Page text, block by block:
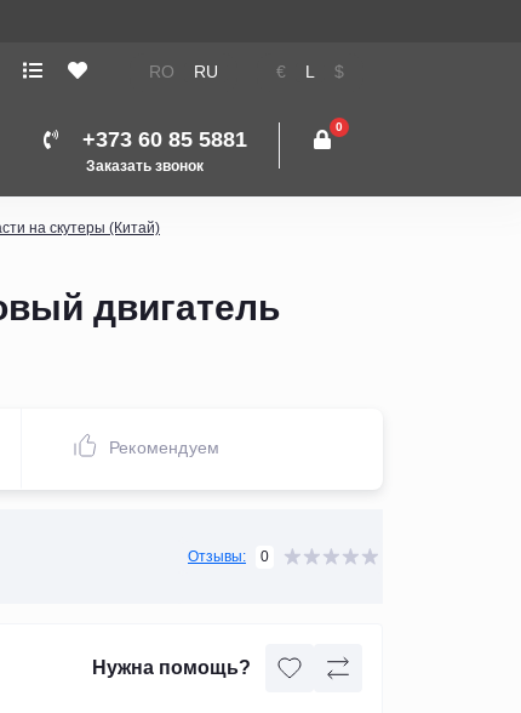
RO RU € L $
+373 60 85 5881
Заказать звонок
0
на скутеры (Китай)
двигатель
Рекомендуем
Отзывы: 0
Нужна помощь?